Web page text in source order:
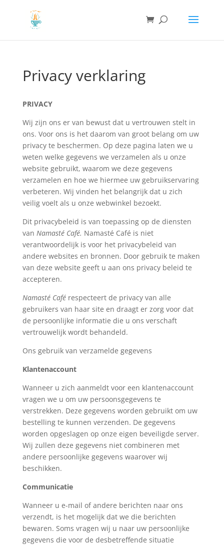
Privacy verklaring
PRIVACY
Wij zijn ons er van bewust dat u vertrouwen stelt in
ons. Voor ons is het daarom van groot belang om uw
privacy te beschermen. Op deze pagina laten we u
weten welke gegevens we verzamelen als u onze
website gebruikt, waarom we deze gegevens
verzamelen en hoe we hiermee uw gebruikservaring
verbeteren. Wij vinden het belangrijk dat u zich
veilig voelt als u onze webwinkel bezoekt.
Dit privacybeleid is van toepassing op de diensten
van Namasté Café. Namasté Café is niet
verantwoordelijk is voor het privacybeleid van
andere websites en bronnen. Door gebruik te maken
van deze website geeft u aan ons privacy beleid te
accepteren.
Namasté Caférespecteert de privacy van alle
gebruikers van haar site en draagt er zorg voor dat
de persoonlijke informatie die u ons verschaft
vertrouwelijk wordt behandeld.
Ons gebruik van verzamelde gegevens
Klantenaccount
Wanneer u zich aanmeldt voor een klantenaccount
vragen we u om uw persoonsgegevens te
verstrekken. Deze gegevens worden gebruikt om uw
bestelling te kunnen verzenden. De gegevens
worden opgeslagen op onze eigen beveiligde server.
Wij zullen deze gegevens niet combineren met
andere persoonlijke gegevens waarover wij
beschikken.
Communicatie
Wanneer u e-mail of andere berichten naar ons
verzendt, is het mogelijk dat we die berichten
bewaren. Soms vragen wij u naar uw persoonlijke
gegevens die voor de desbetreffende situatie